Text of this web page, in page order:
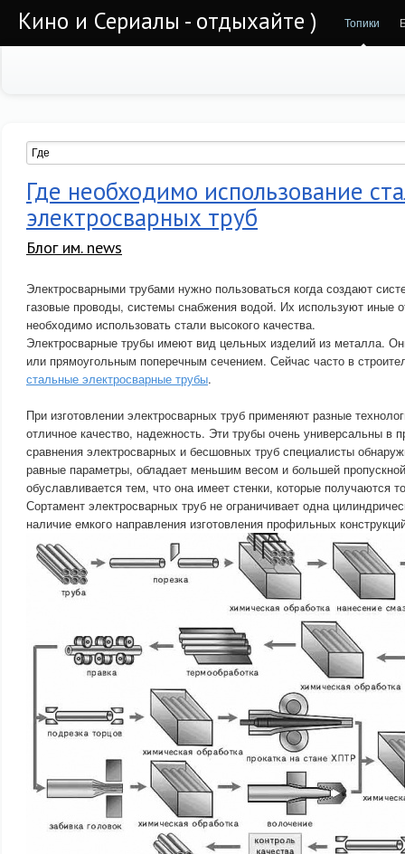
Кино и Сериалы - отдыхайте ) Топики
Где необходимо использование
электросварных труб
Блог им. news
Электросварными трубами нужно пользоваться когда создают
газовые проводы, системы снабжения водой. Их используют иные
необходимо использовать стали высокого качества.
Электросварные трубы имеют вид цельных изделий из металла.
или прямоугольным поперечным сечением. Сейчас часто в
стальные электросварные трубы.
При изготовлении электросварных труб применяют разные
отличное качество, надежность. Эти трубы очень универсальны в
сравнения электросварных и бесшовных труб специалисты
равные параметры, обладает меньшим весом и большей
обуславливается тем, что она имеет стенки, которые получаются
Сортамент электросварных труб не ограничивает одна
наличие емкого направления изготовления профильных